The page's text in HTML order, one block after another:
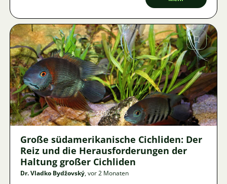
Bild
2496 8
Große südamerikanische Cichliden: Der
Reiz und die Herausforderungen der
Haltung großer Cichliden
Dr. Vladko Bydžovský, vor 2 Monaten